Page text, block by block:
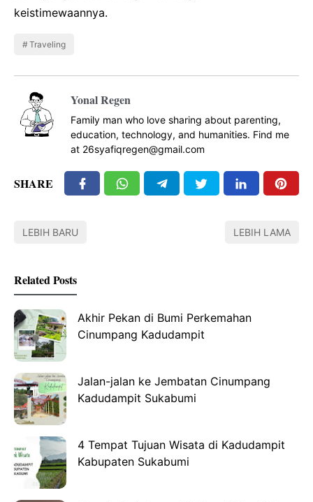
keistimewaannya.
Traveling
Yonal Regen
Family man who love sharing about parenting,
education, technology, and humanities. Find me
at 26syafiqregen@gmail.com
SHARE
LEBIH BARU LEBIH LAMA
Related Posts
Akhir Pekan di Bumi Perkemahan
Cinumpang Kadudampit
Jalan-jalan ke Jembatan Cinumpang
Kadudampit Sukabumi
4 Tempat Tujuan Wisata di Kadudampit
Kabupaten Sukabumi